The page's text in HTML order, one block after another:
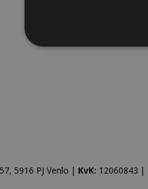
5916 PJ Venlo | KvK: 12060843 |